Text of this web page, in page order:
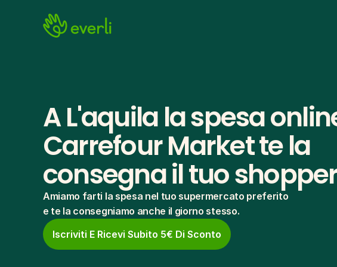
A L'aquila la spesa
Carrefour Market te la
consegna il tuo
Amiamo farti la spesa nel tuo supermercato preferito
e te la consegniamo anche il giorno stesso.
Iscriviti E Ricevi Subito 5€ Di Sconto